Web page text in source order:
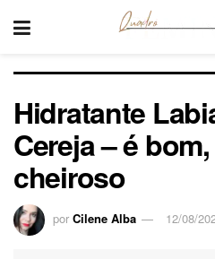
Hidratante
Cereja – é
cheiroso
por Cilene Alba 12/08/